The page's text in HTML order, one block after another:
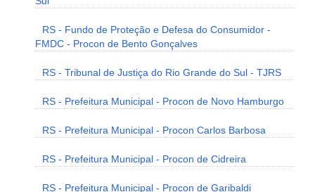
RS - Fundo de Proteção e Defesa do Consumidor -
FMDC - Procon de Bento Gonçalves
RS - Tribunal de Justiça do Rio Grande do Sul - TJRS
RS - Prefeitura Municipal - Procon de Novo Hamburgo
RS - Prefeitura Municipal - Procon Carlos Barbosa
RS - Prefeitura Municipal - Procon de Cidreira
RS - Prefeitura Municipal - Procon de Garibaldi